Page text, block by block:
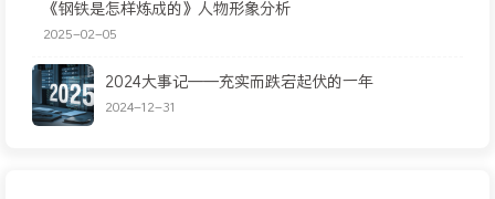
《钢铁是怎样炼成的》人物形象分析
2025-02-05
2024大事记——充实而跌宕起伏的一年
2024-12-31